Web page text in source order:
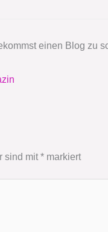
einen Blog zu
sind mit * markiert